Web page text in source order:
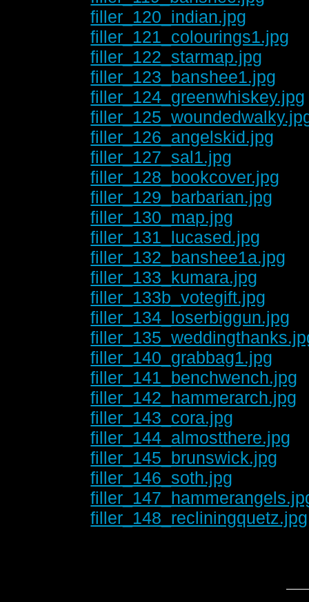
filler_120_indian.jpg
filler_121_colourings1.jpg
filler_122_starmap.jpg
filler_123_banshee1.jpg
filler_124_greenwhiskey.jpg
filler_126_angelskid.jpg
filler_127_sal1.jpg
filler_128_bookcover.jpg
filler_129_barbarian.jpg
filler_130_map.jpg
filler_131_lucased.jpg
filler_132_banshee1a.jpg
filler_133_kumara.jpg
filler_133b_votegift.jpg
filler_134_loserbiggun.jpg
filler_140_grabbag1.jpg
filler_141_benchwench.jpg
filler_142_hammerarch.jpg
filler_143_cora.jpg
filler_144_almostthere.jpg
filler_145_brunswick.jpg
filler_146_soth.jpg
filler_148_recliningquetz.jpg